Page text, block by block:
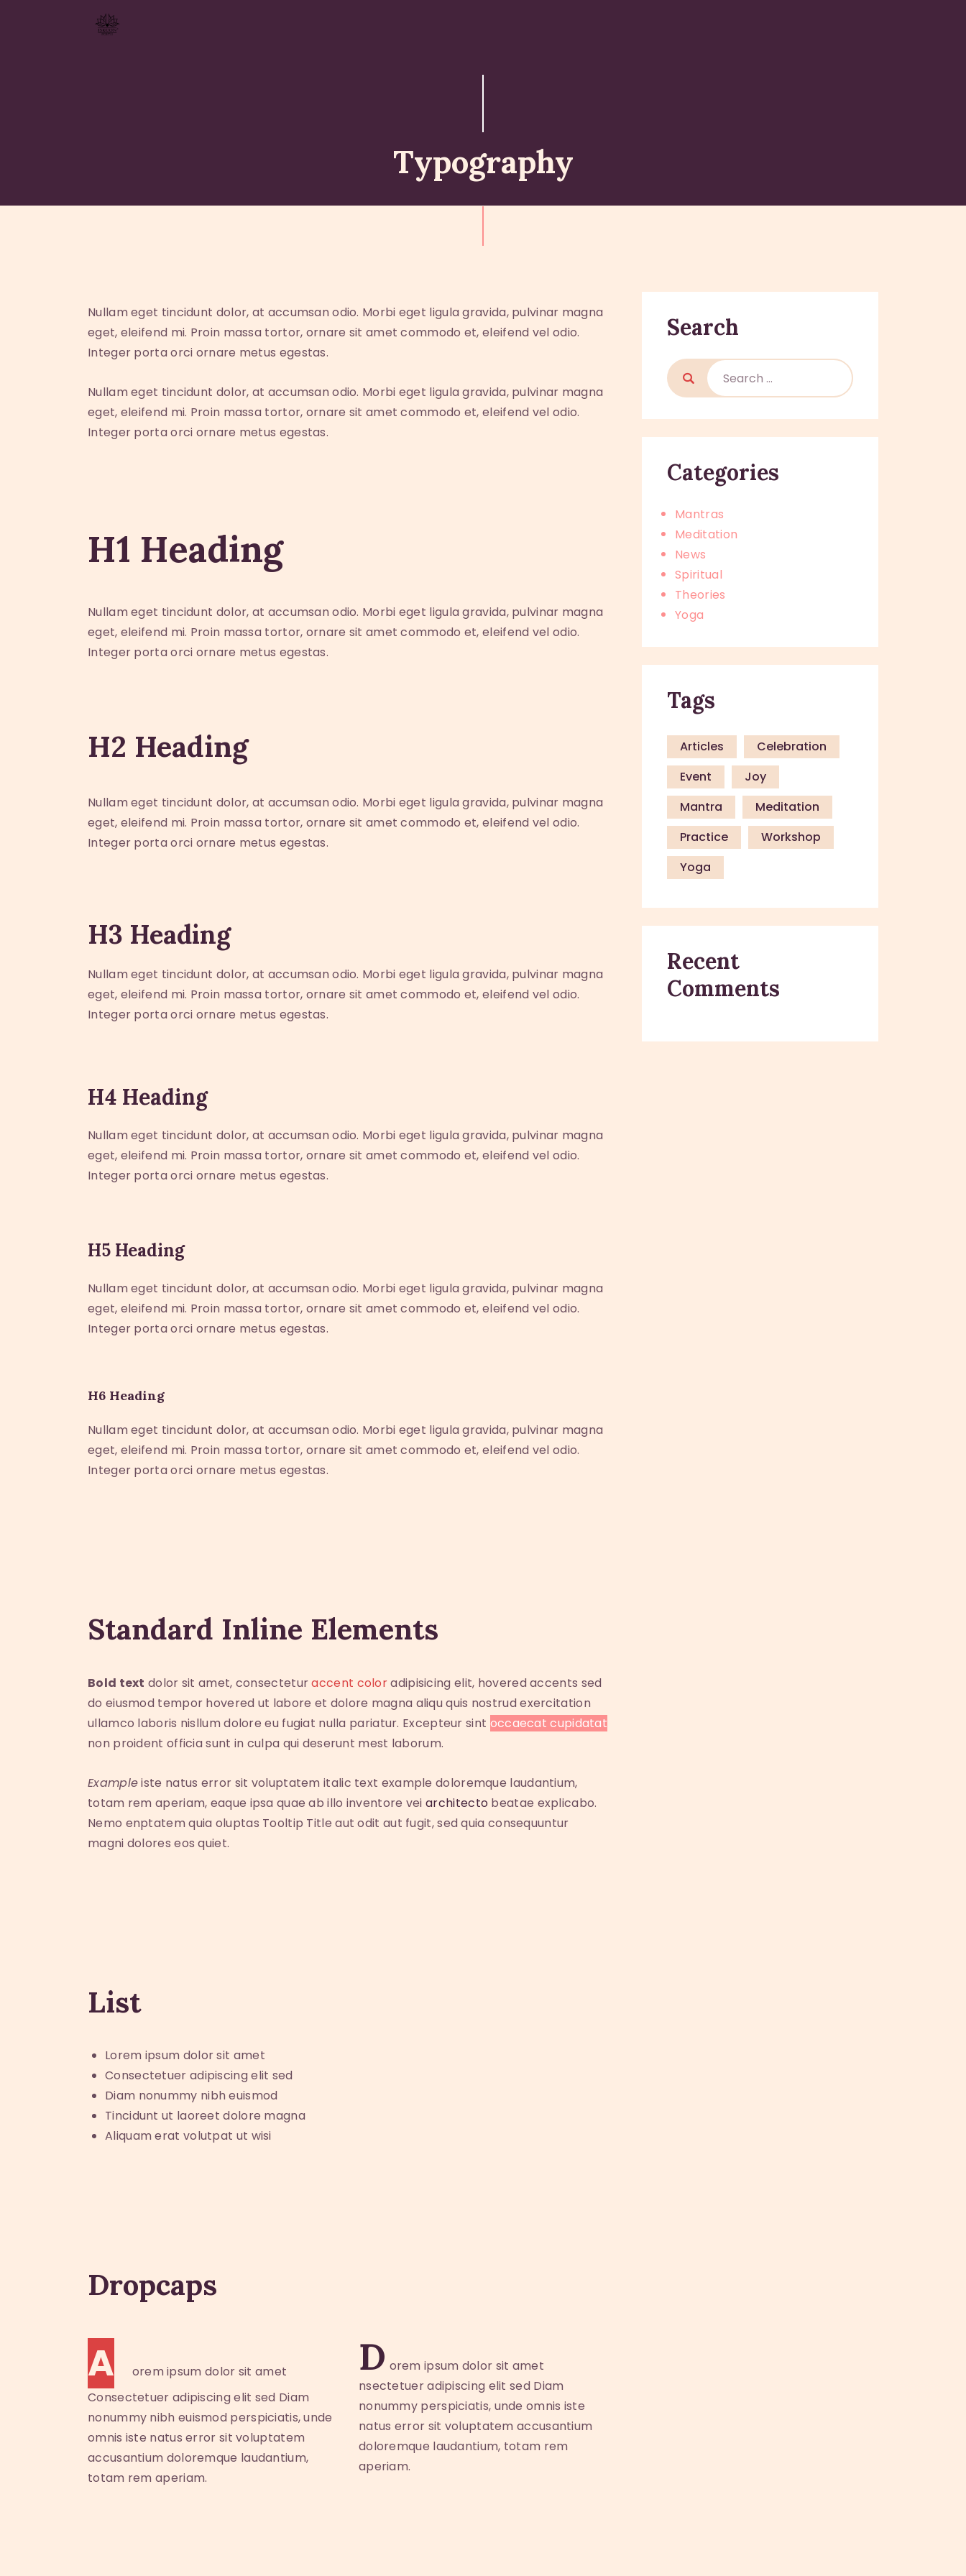
Typography
MATCHLESS GIFTS
NEWSLETTER
DONATE
Nullam eget tincidunt dolor, at accumsan odio. Morbi eget ligula gravida, pulvinar magna
eget, eleifend mi. Proin massa tortor, ornare sit amet commodo et, eleifend vel odio.
Integer porta orci ornare metus egestas.
Nullam eget tincidunt dolor, at accumsan odio. Morbi eget ligula gravida, pulvinar magna
eget, eleifend mi. Proin massa tortor, ornare sit amet commodo et, eleifend vel odio.
Integer porta orci ornare metus egestas.
H1 Heading
Nullam eget tincidunt dolor, at accumsan odio. Morbi eget ligula gravida, pulvinar magna
eget, eleifend mi. Proin massa tortor, ornare sit amet commodo et, eleifend vel odio.
Integer porta orci ornare metus egestas.
H2 Heading
Nullam eget tincidunt dolor, at accumsan odio. Morbi eget ligula gravida, pulvinar magna
eget, eleifend mi. Proin massa tortor, ornare sit amet commodo et, eleifend vel odio.
Integer porta orci ornare metus egestas.
H3 Heading
Nullam eget tincidunt dolor, at accumsan odio. Morbi eget ligula gravida, pulvinar magna
eget, eleifend mi. Proin massa tortor, ornare sit amet commodo et, eleifend vel odio.
Integer porta orci ornare metus egestas.
H4 Heading
Nullam eget tincidunt dolor, at accumsan odio. Morbi eget ligula gravida, pulvinar magna
eget, eleifend mi. Proin massa tortor, ornare sit amet commodo et, eleifend vel odio.
Integer porta orci ornare metus egestas.
H5 Heading
Nullam eget tincidunt dolor, at accumsan odio. Morbi eget ligula gravida, pulvinar magna
eget, eleifend mi. Proin massa tortor, ornare sit amet commodo et, eleifend vel odio.
Integer porta orci ornare metus egestas.
H6 Heading
Nullam eget tincidunt dolor, at accumsan odio. Morbi eget ligula gravida, pulvinar magna
eget, eleifend mi. Proin massa tortor, ornare sit amet commodo et, eleifend vel odio.
Integer porta orci ornare metus egestas.
Standard Inline Elements
Bold text dolor sit amet, consecteturaccent coloradipisicing elit, hovered accents sed
do eiusmod tempor hovered ut labore et dolore magna aliqu quis nostrud exercitation
ullamco laboris nisllum dolore eu fugiat nulla pariatur. Excepteur sint occaecat cupidatat
non proident officia sunt in culpa qui deserunt mest laborum.
Exampleiste natus error sit voluptatem italic text example doloremque laudantium,
totam rem aperiam, eaque ipsa quae ab illo inventore veiarchitecto beatae explicabo.
Nemo enptatem quia oluptas Tooltip Title aut odit aut fugit, sed quia consequuntur
magni dolores eos quiet.
List
Lorem ipsum dolor sit amet
Consectetuer adipiscing elit sed
Diam nonummy nibh euismod
Tincidunt ut laoreet dolore magna
Aliquam erat volutpat ut wisi
Dropcaps
A
orem ipsum dolor sit amet
Consectetuer adipiscing elit sed Diam
nonummy nibh euismod perspiciatis, unde
omnis iste natus error sit voluptatem
accusantium doloremque laudantium,
totam rem aperiam.
D orem ipsum dolor sit amet
nsectetuer adipiscing elit sed Diam
nonummy perspiciatis, unde omnis iste
natus error sit voluptatem accusantium
doloremque laudantium, totam rem
aperiam.
Search
Categories
Mantras
Meditation
News
Spiritual
Theories
Yoga
Tags
Articles
Celebration
Event
Joy
Mantra
Meditation
Practice
Workshop
Yoga
Recent
Comments